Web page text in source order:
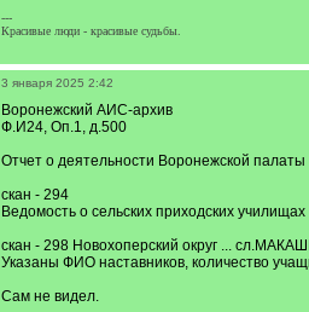
---
Красивые люди - красивые судьбы.
3 января 2025 2:42
Воронежский АИС-архив
Ф.И24, Оп.1, д.500
Отчет о деятельности Воронежской
скан - 294
Ведомость о сельских приходских
скан - 298 Новохоперский округ ...
Указаны ФИО наставников, количество
Сам не видел.